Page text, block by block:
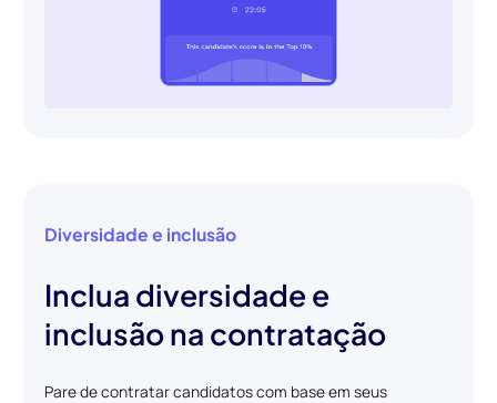
Diversidade e inclusão
Inclua diversidade e
inclusão na contratação
Pare de contratar candidatos com base em seus